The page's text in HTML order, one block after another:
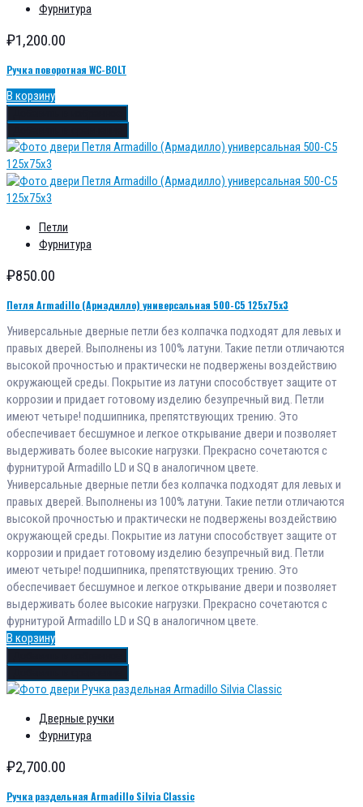
Фурнитура
₽1,200.00
Ручка поворотная WC-BOLT
В корзину
Петли
Фурнитура
₽850.00
Петля Armadillo (Армадилло) универсальная 500-C5 125х75х3
Универсальные дверные петли без колпачка подходят для левых и
правых дверей. Выполнены из 100% латуни. Такие петли отличаются
высокой прочностью и практически не подвержены воздействию
окружающей среды. Покрытие из латуни способствует защите от
коррозии и придает готовому изделию безупречный вид. Петли
имеют четыре! подшипника, препятствующих трению. Это
обеспечивает бесшумное и легкое открывание двери и позволяет
выдерживать более высокие нагрузки. Прекрасно сочетаются с
фурнитурой Armadillo LD и SQ в аналогичном цвете.
Универсальные дверные петли без колпачка подходят для левых и
правых дверей. Выполнены из 100% латуни. Такие петли отличаются
высокой прочностью и практически не подвержены воздействию
окружающей среды. Покрытие из латуни способствует защите от
коррозии и придает готовому изделию безупречный вид. Петли
имеют четыре! подшипника, препятствующих трению. Это
обеспечивает бесшумное и легкое открывание двери и позволяет
выдерживать более высокие нагрузки. Прекрасно сочетаются с
фурнитурой Armadillo LD и SQ в аналогичном цвете.
В корзину
Дверные ручки
Фурнитура
₽2,700.00
Ручка раздельная Armadillo Silvia Classic